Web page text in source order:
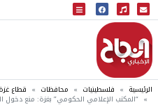
البث المباشر
إذاعة النجاح
الرئيسية فلسطينيات محافظات قطاع غزة
“المكتب الإعلامي الحكومي” بغزة: منع دخول